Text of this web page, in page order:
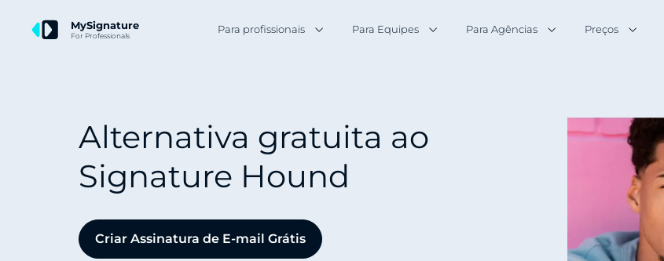
MySignature
For Professionals
Para profissionais Para Equipes Para Agências Preços
Alternativa gratuita ao
Signature Hound
Criar Assinatura de E-mail Grátis